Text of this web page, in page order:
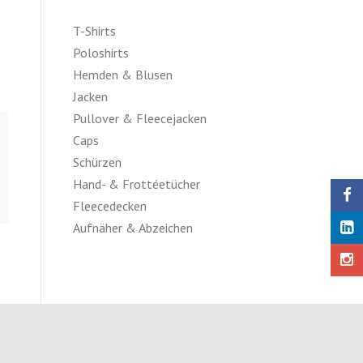
T-Shirts
Poloshirts
Hemden & Blusen
Jacken
Pullover & Fleecejacken
Caps
Schürzen
Hand- & Frottéetücher
Fleecedecken
Aufnäher & Abzeichen